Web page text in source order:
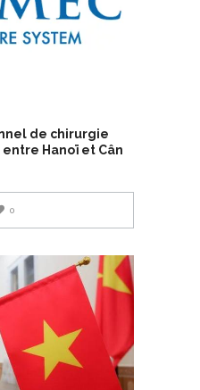
de chirurgie
Hanoï et Cân
0